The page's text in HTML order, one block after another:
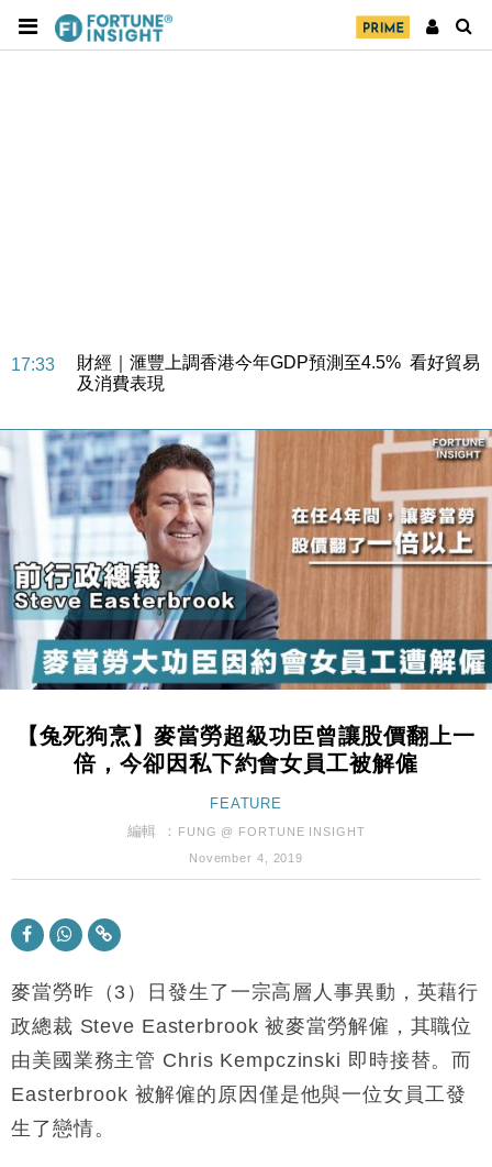
17:33
財經｜滙豐上調香港今年GDP預測至4.5% 看好貿易
及消費表現
損失近6900萬元
16:05
財經｜日經失守6.5萬點後回穩 全周仍升近2%
15:47
財經｜恒隆10月換帥 玩具「反」斗城亞洲CEO蔡德
15:11
財經｜韓股反覆波動收跌 連挫7周創逾3年最長跌勢
13:44
財經｜內地7月美元計價出口增近24%勝預期 貿易順
差達1125億美元
12:44
財經｜日本春季三度入市撐日圓 4月單日斥6.28萬億
11:12
國際｜特朗普料美伊戰事快結束 承認部分彈藥庫存緊
張
財經｜SA售股自救後再出手 斥4億美元押注未上市公
財經｜華僑銀行上半年淨利創新高 中期息增15%至
47仙
17:33
及消費表現
損失近6900萬元
16:05
財經｜日經失守6.5萬點後回穩 全周仍升近2%
財經｜恒隆10月換帥 玩具「反」斗城亞洲CEO蔡德
粦接任
15:11
財經｜韓股反覆波動收跌 連挫7周創逾3年最長跌勢
【兔死狗烹】麥當勞超級功臣曾讓股價翻上一
倍，今卻因私下約會女員工被解僱
FEATURE
編輯 ：
FUNG @ FORTUNE INSIGHT
November 4, 2019
麥當勞昨（3）日發生了一宗高層人事異動，英藉行
政總裁 Steve Easterbrook 被麥當勞解僱，其職位
由美國業務主管 Chris Kempczinski 即時接替。而
Easterbrook 被解僱的原因僅是他與一位女員工發
生了戀情。